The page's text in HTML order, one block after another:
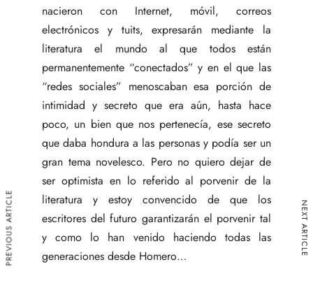
nacieron con Internet, móvil, correos
electrónicos y tuits, expresarán mediante la
literatura el mundo al que todos están
permanentemente “conectados” y en el que las
“redes sociales” menoscaban esa porción de
intimidad y secreto que era aún, hasta hace
poco, un bien que nos pertenecía, ese secreto
que daba hondura a las personas y podía ser un
gran tema novelesco. Pero no quiero dejar de
ser optimista en lo referido al porvenir de la
literatura y estoy convencido de que los
escritores del futuro garantizarán el porvenir tal
y como lo han venido haciendo todas las
generaciones desde Homero…
PREVIOUS ARTICLE NEXT ARTICLE